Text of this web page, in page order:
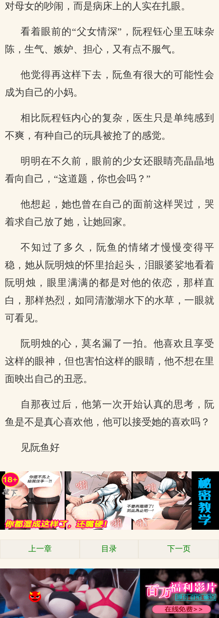
对母女的吵闹，而是病床上的人实在扎眼。
看着眼前的“父女情深”，阮程钰心里五味杂
陈，生气、嫉妒、担心，又有点不服气。
他觉得再这样下去，阮鱼有很大的可能性会
成为自己的小妈。
相比阮程钰内心的复杂，医生只是单纯感到
不爽，有种自己的玩具被抢了的感觉。
明明在不久前，眼前的少女还眼睛亮晶晶地
看向自己，“这道题，你也会吗？”
他想起，她也曾在自己的面前这样哭过，哭
着求自己放了她，让她回家。
不知过了多久，阮鱼的情绪才慢慢变得平
稳，她从阮明烛的怀里抬起头，泪眼婆娑地看着
阮明烛，眼里满满的都是对他的依恋，那样直
白，那样热烈，如同清澈湖水下的水草，一眼就
可看见。
阮明烛的心，莫名漏了一拍。他喜欢且享受
这样的眼神，但也害怕这样的眼睛，他不想在里
面映出自己的丑恶。
自那夜过后，他第一次开始认真的思考，阮
鱼是不是真心喜欢他，他可以接受她的喜欢吗？
见阮鱼好
上一章 目录 下一页